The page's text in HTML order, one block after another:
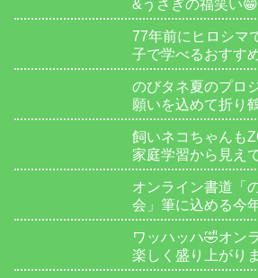
&うさぎの福笑い😁
77年前にヒロシマ
子で学べるおすす
のびタネ夏のプロ
願いを込めて折り
飼いネコちゃんも
家庭学習から見え
オンライン書道「
会」筆に込める今
ワッハッハ🤣オン
楽しく盛り上がり